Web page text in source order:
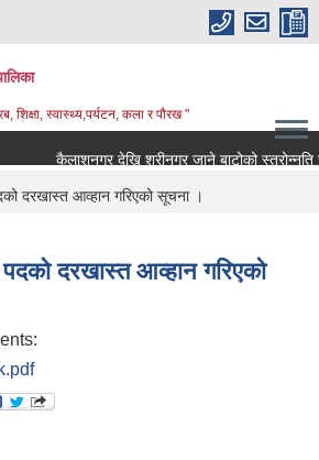
शिक्षा, स्वास्थ्य,पर्यटन, कला र पौरख "
दरखास्त आव्हान गरिएको सूचना ।
दरखास्त आव्हान गरिएको